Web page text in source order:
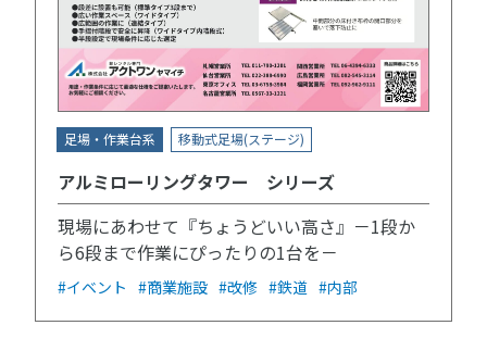
足場・作業台系 移動式足場(ステージ)
アルミローリングタワー シリーズ
現場にあわせて『ちょうどいい高さ』－1段か
ら6段まで作業にぴったりの1台を－
#イベント #商業施設 #改修 #鉄道 #内部